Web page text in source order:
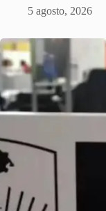
5 agosto, 2026